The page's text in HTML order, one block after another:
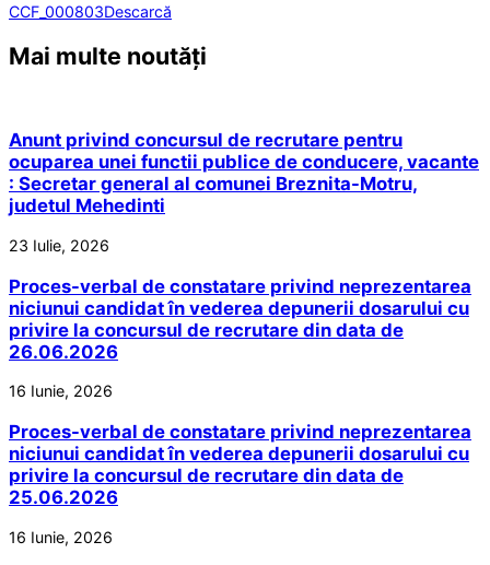
CCF_000803Descarcă
Mai multe noutăți
Anunt privind concursul de recrutare pentru
ocuparea unei functii publice de conducere, vacante
: Secretar general al comunei Breznita-Motru,
judetul Mehedinti
23 Iulie, 2026
Proces-verbal de constatare privind neprezentarea
niciunui candidat în vederea depunerii dosarului cu
privire la concursul de recrutare din data de
26.06.2026
16 Iunie, 2026
Proces-verbal de constatare privind neprezentarea
niciunui candidat în vederea depunerii dosarului cu
privire la concursul de recrutare din data de
25.06.2026
16 Iunie, 2026